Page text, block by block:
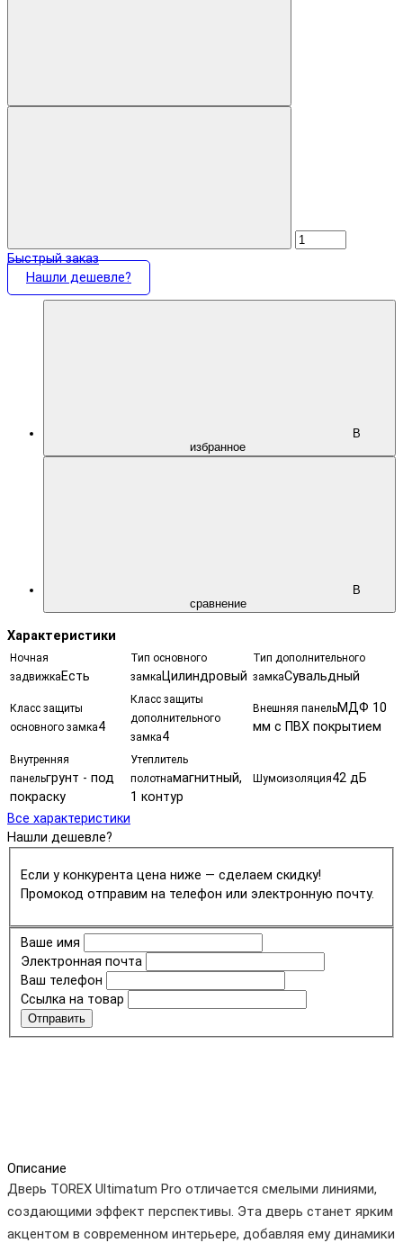
Быстрый заказ
Нашли дешевле?
В
избранное
В
сравнение
Характеристики
Ночная
задвижка Есть
Тип основного
замка Цилиндровый
Тип дополнительного
замкаСувальдный
Класс защиты
основного замка4
Класс защиты
дополнительного
замка4
Внешняя панельМДФ 10
мм с ПВХ покрытием
Внутренняя
панельгрунт - под
покраску
Утеплитель
полотнамагнитный,
1 контур
Шумоизоляция42 дБ
Все характеристики
Нашли дешевле?
Если у конкурента цена ниже — сделаем скидку!
Промокод отправим на телефон или электронную почту.
Ваше имя
Электронная почта
Ваш телефон
Ссылка на товар
Отправить
Описание
Дверь TOREX Ultimatum Pro отличается смелыми линиями,
создающими эффект перспективы. Эта дверь станет ярким
акцентом в современном интерьере, добавляя ему динамики